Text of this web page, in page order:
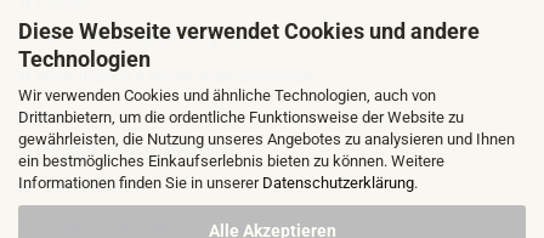
Diese Webseite verwendet Cookies und andere
Technologien
Wir verwenden Cookies und ähnliche Technologien, auch von
Drittanbietern, um die ordentliche Funktionsweise der Website zu
gewährleisten, die Nutzung unseres Angebotes zu analysieren und Ihnen
ein bestmögliches Einkaufserlebnis bieten zu können. Weitere
Informationen finden Sie in unserer Datenschutzerklärung.
Alle Akzeptieren
Versand- & Zahlungsbedingungen
Widerrufsrecht & Muster-Widerrufsformular
AGB
Privatsphäre und Datenschutz
Callback Service